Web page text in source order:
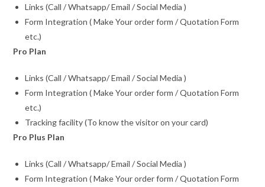
Links (Call / Whatsapp/ Email / Social Media )
Form Integration ( Make Your order form / Quotation Form
etc.)
Pro Plan
Links (Call / Whatsapp/ Email / Social Media )
Form Integration ( Make Your order form / Quotation Form
etc.)
Tracking facility (To know the visitor on your card)
Pro Plus Plan
Links (Call / Whatsapp/ Email / Social Media )
Form Integration ( Make Your order form / Quotation Form